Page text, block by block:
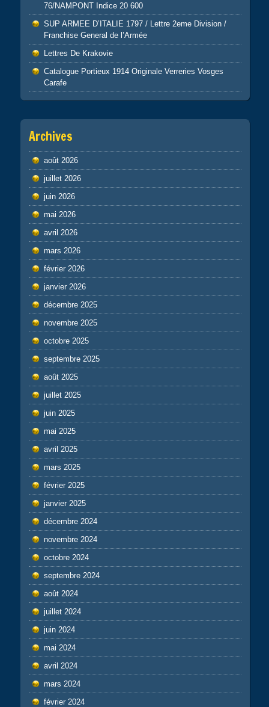
76/NAMPONT Indice 20 600
SUP ARMEE D’ITALIE 1797 / Lettre 2eme Division /
Franchise General de l’Armée
Lettres De Krakovie
Catalogue Portieux 1914 Originale Verreries Vosges
Carafe
Archives
août 2026
juillet 2026
juin 2026
mai 2026
avril 2026
mars 2026
février 2026
janvier 2026
décembre 2025
novembre 2025
octobre 2025
septembre 2025
août 2025
juillet 2025
juin 2025
mai 2025
avril 2025
mars 2025
février 2025
janvier 2025
décembre 2024
novembre 2024
octobre 2024
septembre 2024
août 2024
juillet 2024
juin 2024
mai 2024
avril 2024
mars 2024
février 2024